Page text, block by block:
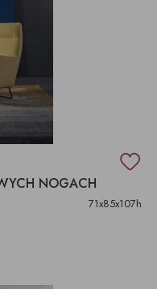
NOGACH
71x85x107h